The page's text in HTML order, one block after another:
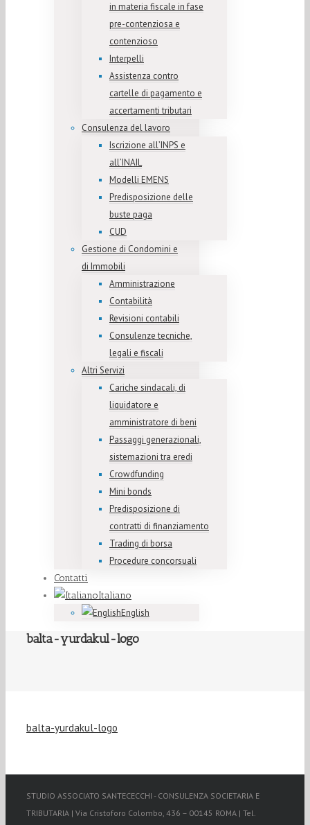
in materia fiscale in fase
pre-contenziosa e
contenzioso
Interpelli
Assistenza contro
cartelle di pagamento e
accertamenti tributari
Consulenza del lavoro
Iscrizione all’INPS e
all’INAIL
Modelli EMENS
Predisposizione delle
buste paga
CUD
Gestione di Condomini e
di Immobili
Amministrazione
Contabilità
Revisioni contabili
Consulenze tecniche,
legali e fiscali
Altri Servizi
Cariche sindacali, di
liquidatore e
amministratore di beni
Passaggi generazionali,
sistemazioni tra eredi
Crowdfunding
Mini bonds
Predisposizione di
contratti di finanziamento
Trading di borsa
Procedure concorsuali
Contatti
Italiano
English
balta-yurdakul-logo
balta-yurdakul-logo
STUDIO ASSOCIATO SANTECECCHI - CONSULENZA SOCIETARIA E
TRIBUTARIA | Via Cristoforo Colombo, 436 – 00145 ROMA | Tel.